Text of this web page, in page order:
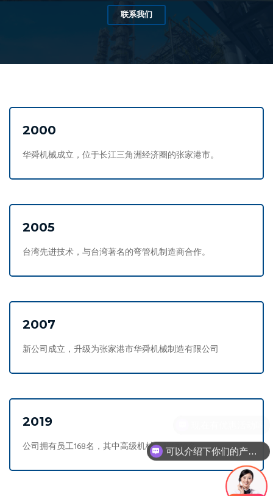
联系我们
2000
华舜机械成立，位于长江三角洲经济圈的张家港市。
2005
台湾先进技术，与台湾著名的弯管机制造商合作。
2007
新公司成立，升级为张家港市华舜机械制造有限公司
2019
公司拥有员工168名，其中高级机械工程师10名。 可以介绍下你们的产品么